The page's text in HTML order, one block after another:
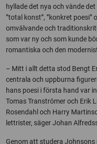
hyllade det nya och vände
”total konst”, ”konkret poesi”
omvälvande och
som var ny och som kunde
romantiska och den
– Mitt i allt detta stod Bengt
centrala och uppburna
hans poesi i första hand var
Tomas Tranströmer och Erik
Rosendahl och Harry
lettrister, säger Johan
Genom att studera